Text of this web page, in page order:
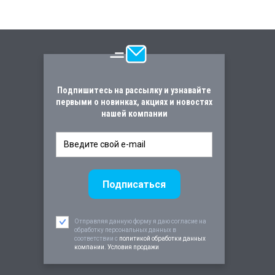
Подпишитесь на рассылку и узнавайте
первыми о новинках, акциях и новостях
нашей компании
Отправляя данную форму я даю согласие на
обработку персональных данных в
соответствии c политикой обработки данных
компании. Условия продажи